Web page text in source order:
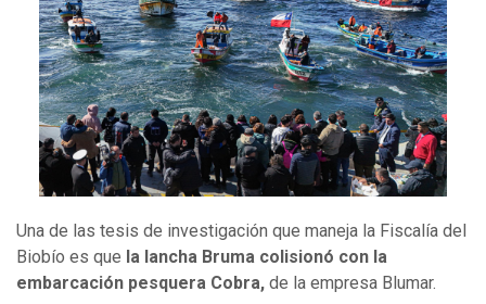
Una de las tesis de investigación que maneja la Fiscalía del
Biobío es que la lancha Bruma colisionó con la
embarcación pesquera Cobra, de la empresa Blumar.